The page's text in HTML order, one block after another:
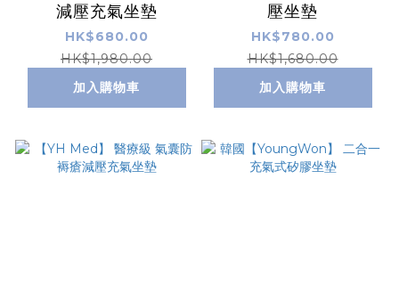
減壓充氣坐墊
HK$680.00
HK$1,980.00
加入購物車
壓坐墊
HK$780.00
HK$1,680.00
加入購物車